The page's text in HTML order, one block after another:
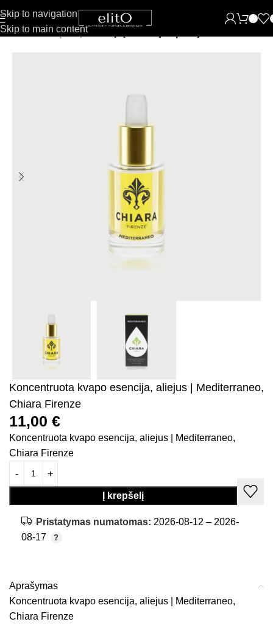
Skip to navigation
Skip to main content
Pradžia Namų kvapai
Koncentruota kvapo esencija, aliejus | Mediterraneo,
Chiara Firenze
11,00 €
Koncentruota kvapo esencija, aliejus | Mediterraneo,
Chiara Firenze
Į krepšelį
Pristatymas numatomas: 2026-08-12 – 2026-
08-17
Aprašymas
Koncentruota kvapo esencija, aliejus | Mediterraneo,
Chiara Firenze